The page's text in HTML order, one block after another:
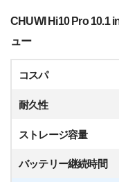
CHUWI Hi10 Pro 10.1
ュー
コスパ
耐久性
ストレージ容量
バッテリー継続時間